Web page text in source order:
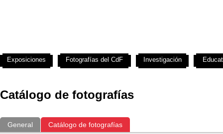
Catálogo de fotografías
General Catálogo de fotografías
Exposiciones Fotografías del CdF Investigación